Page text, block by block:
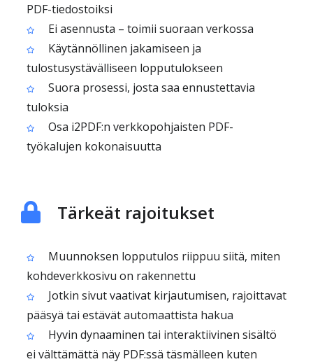
PDF-tiedostoiksi
Ei asennusta – toimii suoraan verkossa
Käytännöllinen jakamiseen ja
tulostusystävälliseen lopputulokseen
Suora prosessi, josta saa ennustettavia
tuloksia
Osa i2PDF:n verkkopohjaisten PDF-
työkalujen kokonaisuutta
Tärkeät rajoitukset
Muunnoksen lopputulos riippuu siitä, miten
kohdeverkkosivu on rakennettu
Jotkin sivut vaativat kirjautumisen, rajoittavat
pääsyä tai estävät automaattista hakua
Hyvin dynaaminen tai interaktiivinen sisältö
ei välttämättä näy PDF:ssä täsmälleen kuten